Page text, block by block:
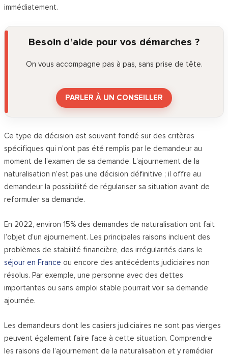
immédiatement.
Besoin d’aide pour vos démarches ?
On vous accompagne pas à pas, sans prise de tête.
PARLER À UN CONSEILLER
Ce type de décision est souvent fondé sur des critères
spécifiques qui n’ont pas été remplis par le demandeur au
moment de l’examen de sa demande. L’ajournement de la
naturalisation n’est pas une décision définitive ; il offre au
demandeur la possibilité de régulariser sa situation avant de
reformuler sa demande.
En 2022, environ 15% des demandes de naturalisation ont fait
l’objet d’un ajournement. Les principales raisons incluent des
problèmes de stabilité financière, des irrégularités dans le
séjour en France ou encore des antécédents judiciaires non
résolus. Par exemple, une personne avec des dettes
importantes ou sans emploi stable pourrait voir sa demande
ajournée.
Les demandeurs dont les casiers judiciaires ne sont pas vierges
peuvent également faire face à cette situation. Comprendre
les raisons de l’ajournement de la naturalisation et y remédier